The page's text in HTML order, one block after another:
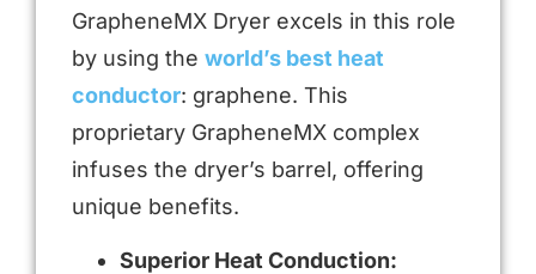
GrapheneMX Dryer excels in this role
by using the world’s best heat
conductor: graphene. This
proprietary GrapheneMX complex
infuses the dryer’s barrel, offering
unique benefits.
Superior Heat Conduction: